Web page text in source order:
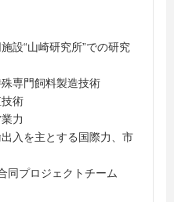
設“山崎研究所”での研究
専門飼料製造技術
術
力
入を主とする国際力、市
同プロジェクトチーム